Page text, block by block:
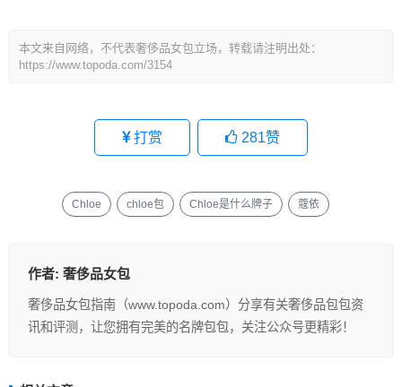
本文来自网络，不代表奢侈品女包立场，转载请注明出处：
https://www.topoda.com/3154
打赏 281赞
Chloe chloe包 Chloe是什么牌子 蔻依
作者: 奢侈品女包
奢侈品女包指南（www.topoda.com）分享有关奢侈品包包资
讯和评测，让您拥有完美的名牌包包，关注公众号更精彩！